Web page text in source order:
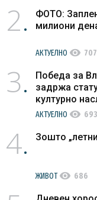
2
ФОТО:
милиони
АКТУЕЛНО visibility 707
3
Победа за
задржа
културно
АКТУЕЛНО visibility 693
4 Зошто
ЖИВОТvisibility 686